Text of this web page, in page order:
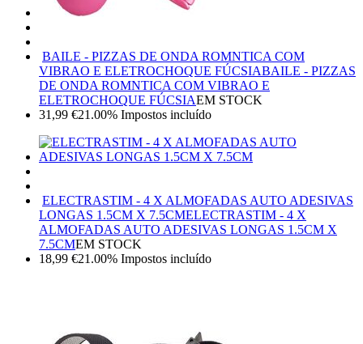
BAILE - PIZZAS DE ONDA ROMNTICA COM
VIBRAO E ELETROCHOQUE FÚCSIABAILE - PIZZAS
DE ONDA ROMNTICA COM VIBRAO E
ELETROCHOQUE FÚCSIAEM STOCK
31,99 €21.00% Impostos incluído
ELECTRASTIM - 4 X ALMOFADAS AUTO ADESIVAS
LONGAS 1.5CM X 7.5CMELECTRASTIM - 4 X
ALMOFADAS AUTO ADESIVAS LONGAS 1.5CM X
7.5CMEM STOCK
18,99 €21.00% Impostos incluído